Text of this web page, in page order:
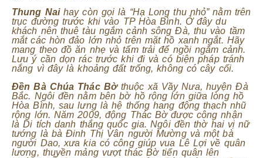
Thung Naihay còn gọi là “Hạ Long thu nhỏ” nằm trên
trục đường trước khi vào TP Hòa Bình. Ở đây du
khách nên thuê tàu ngắm cảnh sông Đà, thu vào tầm
mắt các hòn đảo lớn nhỏ trên mặt hồ xanh ngắt. Hãy
mang theo đồ ăn nhẹ và tấm trải để ngồi ngắm cảnh.
Lưu ý cần dọn rác trước khi đi và có biện pháp tránh
nắng vì đây là khoảng đất trống, không có cây cối.
Đền Bà Chúa Thác Bờthuộc xã Vầy Nưa, huyện Đà
Bắc. Ngôi đền nằm bên bờ hồ rộng lớn giữa lòng hồ
Hòa Bình, sau lưng là hệ thống hang động thạch nhũ
rộng lớn. Năm 2009, động Thác Bờ được công nhận
là Di tích danh thắng quốc gia. Ngôi đền thờ hai vị nữ
tướng là bà Đinh Thị Vân người Mường và một bà
người Dao, xưa kia có công giúp vua Lê Lợi về quân
lương, thuyền mảng vượt thác Bờ tiến quân lên